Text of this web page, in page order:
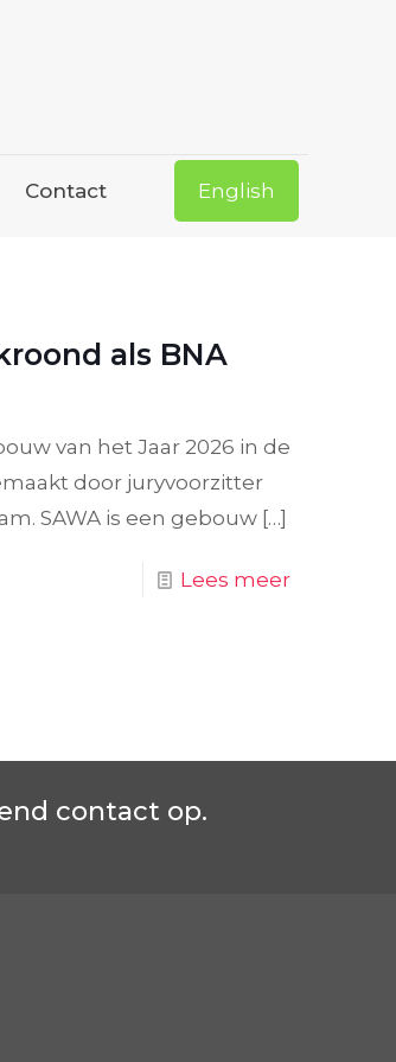
Contact English
als BNA
van het Jaar 2026 in de
door juryvoorzitter
SAWA is een gebouw[…]
Lees meer
contact op.